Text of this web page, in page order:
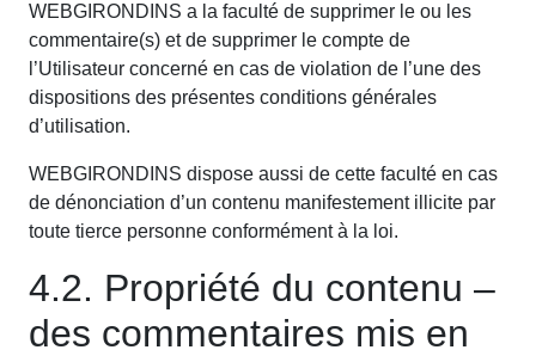
WEBGIRONDINS a la faculté de supprimer le ou les
commentaire(s) et de supprimer le compte de
l’Utilisateur concerné en cas de violation de l’une des
dispositions des présentes conditions générales
d’utilisation.
WEBGIRONDINS dispose aussi de cette faculté en cas
de dénonciation d’un contenu manifestement illicite par
toute tierce personne conformément à la loi.
4.2. Propriété du contenu –
des commentaires mis en